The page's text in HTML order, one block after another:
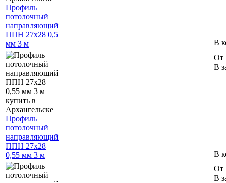
Профиль
потолочный
направляющий
ППН 27х28 0,5
мм 3 м
В
Профиль
потолочный
направляющий
ППН 27х28
0,55 мм 3 м
От
В
В
От
В